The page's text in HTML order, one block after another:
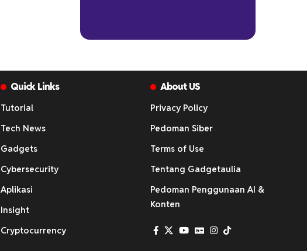
Quick Links
Tutorial
Tech News
Gadgets
Cybersecurity
Aplikasi
Insight
Cryptocurrency
About US
Privacy Policy
Pedoman Siber
Terms of Use
Tentang Gadgetaulia
Pedoman Penggunaan AI &
Konten